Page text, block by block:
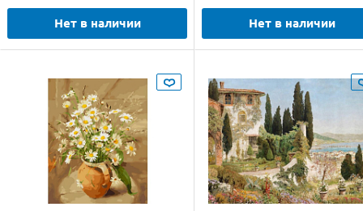
Нет в наличии Нет в наличии